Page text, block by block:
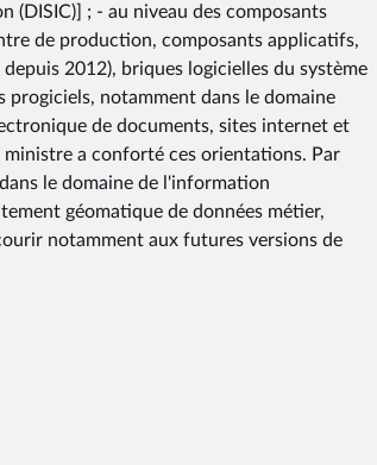
; - au niveau des composants
de production, composants applicatifs,
2012), briques logicielles du système
progiciels, notamment dans le domaine
de documents, sites internet et
a conforté ces orientations. Par
le domaine de l'information
géomatique de données métier,
notamment aux futures versions de